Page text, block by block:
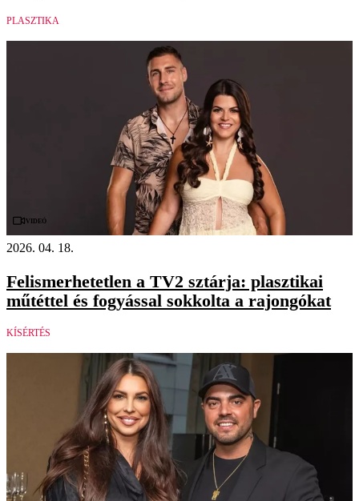
PLASZTIKA
Videó
2026. 04. 18.
Felismerhetetlen a TV2 sztárja: plasztikai
műtéttel és fogyással sokkolta a rajongókat
KÍSÉRTÉS